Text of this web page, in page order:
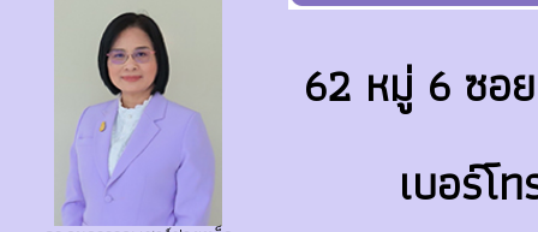
62 หมู่ 6 ซอ
เบอร์โ